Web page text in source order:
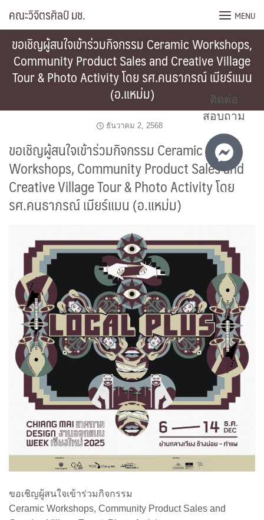
คณะวิจิตรศิลป์ มช. MENU
ขอเชิญผู้สนใจเข้าร่วมกิจกรรม Ceramic Workshops,
Community Product Sales and Creative Village
Tour & Photo Activity โดย รศ.คนธาภรณ์ เมียร์แมน
(อ.แหม่ม)
ธันวาคม 2, 2568
ขอเชิญผู้สนใจเข้าร่วมกิจกรรม Ceramic
Workshops, Community Product Sales and
Creative Village Tour & Photo Activity โดย
รศ.คนธาภรณ์ เมียร์แมน (อ.แหม่ม)
ขอเชิญผู้สนใจเข้าร่วมกิจกรรม
Ceramic Workshops, Community Product Sales and
ติดต่อ
สอบถาม